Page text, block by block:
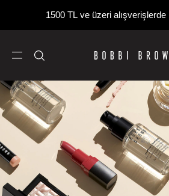
1500 TL ve üzeri